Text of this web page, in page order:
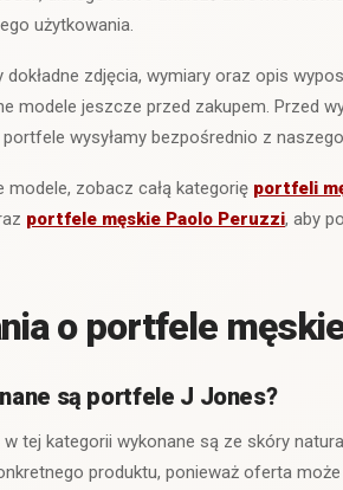
użytkowania.
zdjęcia, wymiary oraz opis
modele jeszcze przed zakupem. Przed
wysyłamy bezpośrednio z
zobacz całą kategorię portfeli
portfele męskie Paolo Peruzzi, aby
o portfele
są portfele J Jones?
tej kategorii wykonane są ze skóry
produktu, ponieważ oferta może